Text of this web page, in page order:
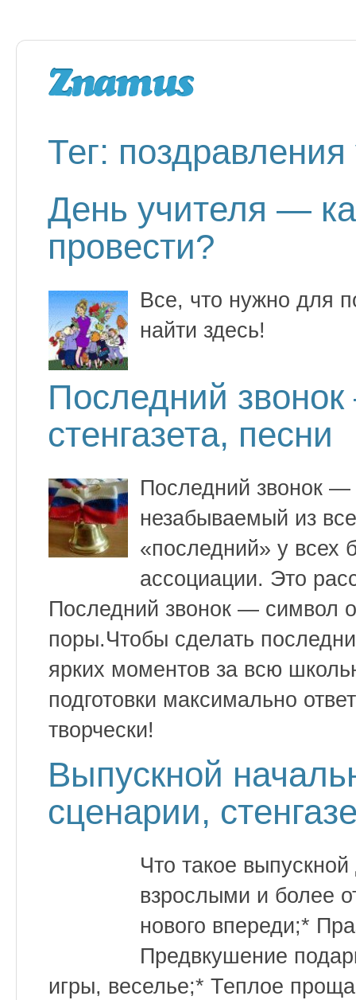
Тег:
День учителя —
провести?
Все, что нужно для
найти здесь!
Последний
стенгазета, песни
Последний звонок
незабываемый из
«последний» у всех
ассоциации. Это
Последний звонок — символ
поры.Чтобы сделать
ярких моментов за всю
подготовки максимально
творчески!
Выпускной
сценарии,
Что такое
взрослыми и более
нового впереди;*
Предвкушение
игры, веселье;* Теплое